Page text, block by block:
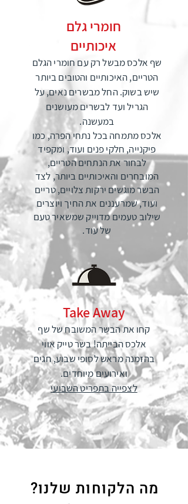
חומרי גלם
איכותיים
שף אלכס מבשל רק עם חומרי הגלם
הטריים, האיכותיים והטובים ביותר
שיש בשוק. החל מבשרים נאים, על
הגריל ועד לבשרים מעושנים
במעשנה.
אלכס מתמחה בכל נתחי הפרה, כמו
פיקנייה, חלקי פנים ועוד, ומקפיד
לבחור את הנתחים הטריים,
המובחרים והאיכותיים ביותר, לצד
הבשר מוגשים ירקות צלויים, טריים
ועוד, שמרעננים את החיך ויוצרים
שילוב טעמים מדוייק שמשאיר טעם
של עוד.
Take Away
קחו את הבשר המשובח של שף
אלכס הבייתה! בשר טייק אווי
בהזמנה מראש לסופי שבוע, חגים
ואירועים מיוחדים.
לצפייה בתפריט השבועי
?מה הלקוחות שלנו